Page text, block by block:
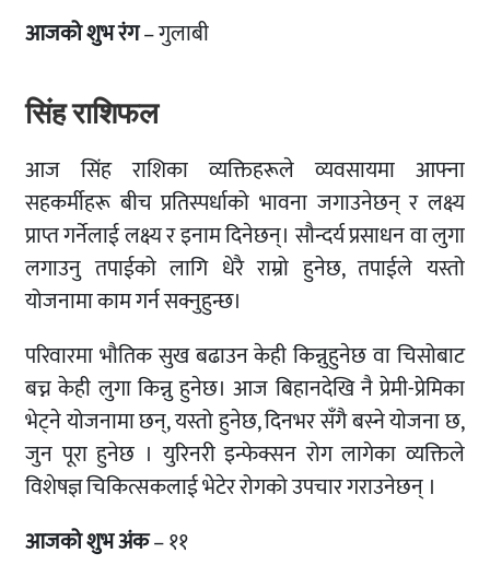
आजको शुभ रंग– गुलाबी
सिंह राशिफल
आज सिंह राशिका व्यक्तिहरूले व्यवसायमा आफ्ना
सहकर्मीहरू बीच प्रतिस्पर्धाको भावना जगाउनेछन् र लक्ष्य
प्राप्त गर्नेलाई लक्ष्य र इनाम दिनेछन्। सौन्दर्य प्रसाधन वा लुगा
लगाउनु तपाईको लागि धेरै राम्रो हुनेछ, तपाईले यस्तो
योजनामा ​​​​काम गर्न सक्नुहुन्छ।
परिवारमा भौतिक सुख बढाउन केही किन्नुहुनेछ वा चिसोबाट
बच्न केही लुगा किन्नु हुनेछ। आज बिहानदेखि नै प्रेमी-प्रेमिका
भेट्ने योजनामा ​​छन्, यस्तो हुनेछ, दिनभर सँगै बस्ने योजना छ,
जुन पूरा हुनेछ । युरिनरी इन्फेक्सन रोग लागेका व्यक्तिले
विशेषज्ञ चिकित्सकलाई भेटेर रोगको उपचार गराउनेछन् ।
आजको शुभ अंक– ११